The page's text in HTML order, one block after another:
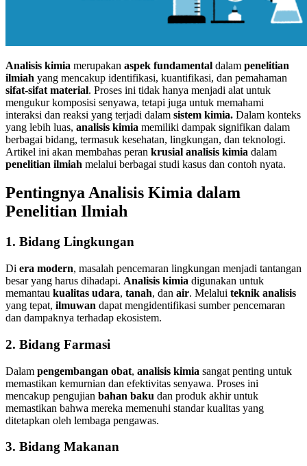
Analisis kimia merupakan aspek fundamental dalam penelitian
ilmiah yang mencakup identifikasi, kuantifikasi, dan pemahaman
sifat-sifat material. Proses ini tidak hanya menjadi alat untuk
mengukur komposisi senyawa, tetapi juga untuk memahami
interaksi dan reaksi yang terjadi dalam sistem kimia. Dalam konteks
yang lebih luas, analisis kimia memiliki dampak signifikan dalam
berbagai bidang, termasuk kesehatan, lingkungan, dan teknologi.
Artikel ini akan membahas peran krusial analisis kimia dalam
penelitian ilmiah melalui berbagai studi kasus dan contoh nyata.
Pentingnya Analisis Kimia dalam
Penelitian Ilmiah
1. Bidang Lingkungan
Di era modern, masalah pencemaran lingkungan menjadi tantangan
besar yang harus dihadapi. Analisis kimia digunakan untuk
memantau kualitas udara, tanah, dan air. Melalui teknik analisis
yang tepat, ilmuwan dapat mengidentifikasi sumber pencemaran
dan dampaknya terhadap ekosistem.
2. Bidang Farmasi
Dalam pengembangan obat, analisis kimia sangat penting untuk
memastikan kemurnian dan efektivitas senyawa. Proses ini
mencakup pengujian bahan baku dan produk akhir untuk
memastikan bahwa mereka memenuhi standar kualitas yang
ditetapkan oleh lembaga pengawas.
3. Bidang Makanan